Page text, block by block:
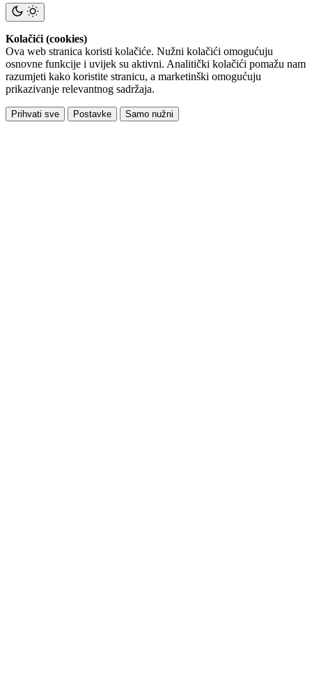
Kolačići (cookies)
Ova web stranica koristi kolačiće. Nužni kolačići omogućuju
osnovne funkcije i uvijek su aktivni. Analitički kolačići pomažu nam
razumjeti kako koristite stranicu, a marketinški omogućuju
prikazivanje relevantnog sadržaja.
Prihvati sve Postavke Samo nužni